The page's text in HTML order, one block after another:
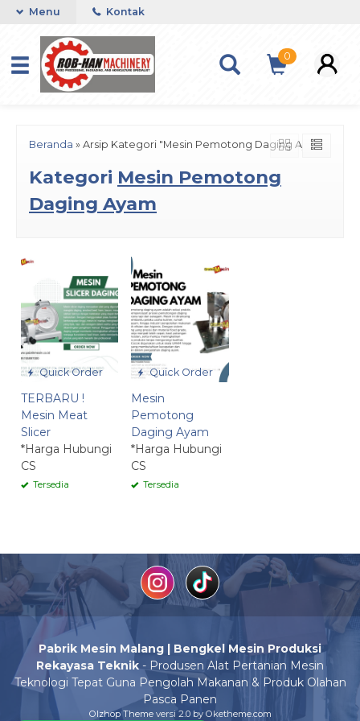
Menu Kontak
0
Beranda » Arsip Kategori "Mesin Pemotong Daging Ayam"
Kategori Mesin Pemotong
Daging Ayam
Quick Order
TERBARU !
Mesin Meat
Slicer
*Harga Hubungi
CS
Tersedia
Quick Order
Mesin
Pemotong
Daging Ayam
*Harga Hubungi
CS
Tersedia
Pabrik Mesin Malang | Bengkel Mesin Produksi
Rekayasa Teknik- Produsen Alat Pertanian Mesin
Teknologi Tepat Guna Pengolah Makanan & Produk Olahan
Pasca Panen
Olzhop Themeversi 2.0 by Oketheme.com